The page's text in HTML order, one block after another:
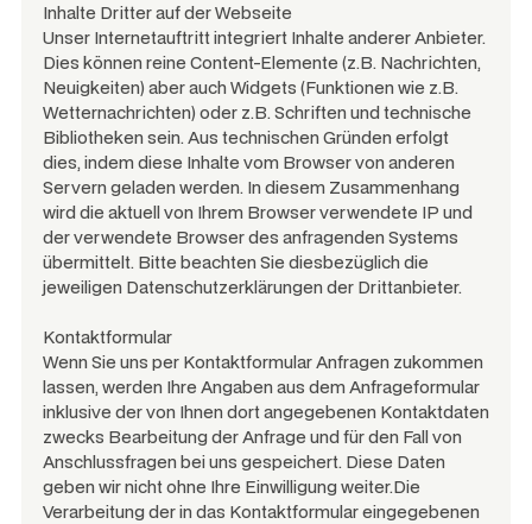
Inhalte Dritter auf der Webseite
Unser Internetauftritt integriert Inhalte anderer Anbieter.
Dies können reine Content-Elemente (z.B. Nachrichten,
Neuigkeiten) aber auch Widgets (Funktionen wie z.B.
Wetternachrichten) oder z.B. Schriften und technische
Bibliotheken sein. Aus technischen Gründen erfolgt
dies, indem diese Inhalte vom Browser von anderen
Servern geladen werden. In diesem Zusammenhang
wird die aktuell von Ihrem Browser verwendete IP und
der verwendete Browser des anfragenden Systems
übermittelt. Bitte beachten Sie diesbezüglich die
jeweiligen Datenschutzerklärungen der Drittanbieter.
Kontaktformular
Wenn Sie uns per Kontaktformular Anfragen zukommen
lassen, werden Ihre Angaben aus dem Anfrageformular
inklusive der von Ihnen dort angegebenen Kontaktdaten
zwecks Bearbeitung der Anfrage und für den Fall von
Anschlussfragen bei uns gespeichert. Diese Daten
geben wir nicht ohne Ihre Einwilligung weiter.Die
Verarbeitung der in das Kontaktformular eingegebenen